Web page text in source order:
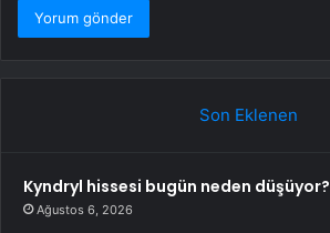
Son Eklenen
Kyndryl hissesi bugün neden düşüyor?
Ağustos 6, 2026